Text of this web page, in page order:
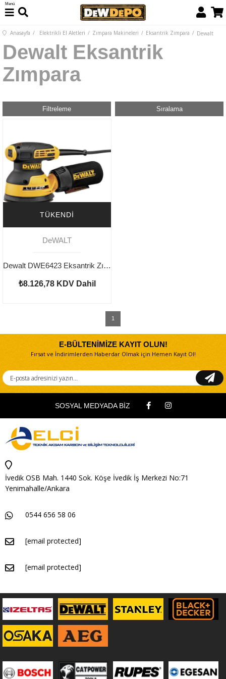
Menü
Anasayfa Elektrikli El Aletleri Zımpara Makineleri Eksantrik Zımpara Dewalt
Dewalt Eksantrik
Zımpara
Filtreleme Sıralama
TÜKENDI
DeWALT
Dewalt DWE6423 Eksantrik Zımpara
₺8.126,78 KDV Dahil
1
E-BÜLTENİMİZE KAYIT OLUN!
Fırsat ve İndirimlerden Haberdar Olmak için Hemen Kayıt Ol!
SOSYAL MEDYADA BİZ
İvedik OSB Mah. 1440 Sok. Köşe İvedik İş Merkezi No:71
Yenimahalle/Ankara
0544 656 58 06
[email protected]
[email protected]